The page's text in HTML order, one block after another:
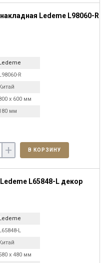
Ledeme L98060-R
R
х 600 мм
мм
+ В КОРЗИНУ
L65848-L декор
L
х 480 мм